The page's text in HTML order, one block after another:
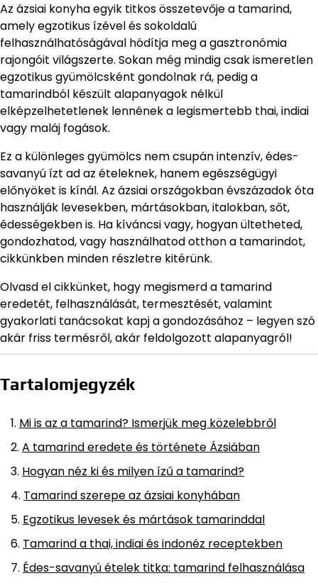
Az ázsiai konyha egyik titkos összetevője a tamarind,
amely egzotikus ízével és sokoldalú
felhasználhatóságával hódítja meg a gasztronómia
rajongóit világszerte. Sokan még mindig csak ismeretlen
egzotikus gyümölcsként gondolnak rá, pedig a
tamarindból készült alapanyagok nélkül
elképzelhetetlenek lennének a legismertebb thai, indiai
vagy maláj fogások.
Ez a különleges gyümölcs nem csupán intenzív, édes-
savanyú ízt ad az ételeknek, hanem egészségügyi
előnyöket is kínál. Az ázsiai országokban évszázadok óta
használják levesekben, mártásokban, italokban, sőt,
édességekben is. Ha kíváncsi vagy, hogyan ültetheted,
gondozhatod, vagy használhatod otthon a tamarindot,
cikkünkben minden részletre kitérünk.
Olvasd el cikkünket, hogy megismerd a tamarind
eredetét, felhasználását, termesztését, valamint
gyakorlati tanácsokat kapj a gondozásához – legyen szó
akár friss termésről, akár feldolgozott alapanyagról!
Tartalomjegyzék
Mi is az a tamarind? Ismerjük meg közelebbről
A tamarind eredete és története Ázsiában
Hogyan néz ki és milyen ízű a tamarind?
Tamarind szerepe az ázsiai konyhában
Egzotikus levesek és mártások tamarinddal
Tamarind a thai, indiai és indonéz receptekben
Édes-savanyú ételek titka: tamarind felhasználása